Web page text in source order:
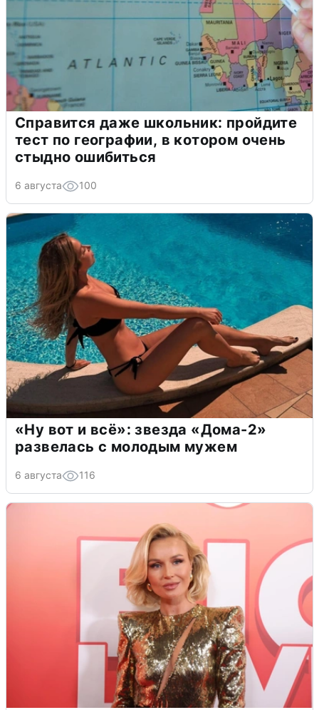
Справится даже школьник: пройдите
тест по географии, в котором очень
стыдно ошибиться
6 августа 100
«Ну вот и всё»: звезда «Дома-2»
развелась с молодым мужем
6 августа 116